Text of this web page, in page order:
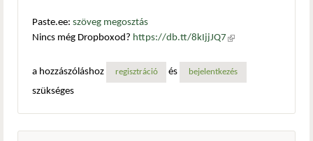
Paste.ee: szöveg megosztás
Nincs még Dropboxod? https://db.tt/8kIjjJQ7 (külső
a hozzászóláshoz
regisztráció és bejelentkezés
szükséges